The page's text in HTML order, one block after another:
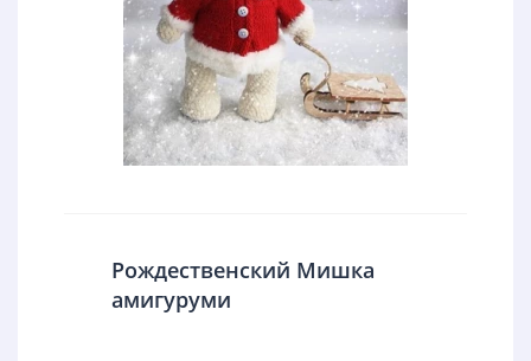
Рождественский Мишка
амигуруми